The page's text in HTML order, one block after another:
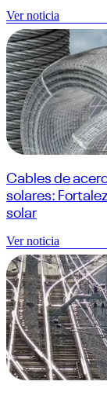
Ver noticia
Cables de
solares:
solar
Ver noticia